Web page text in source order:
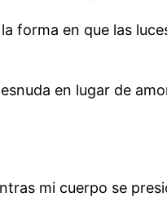
forma en que las
en lugar de
mi cuerpo se